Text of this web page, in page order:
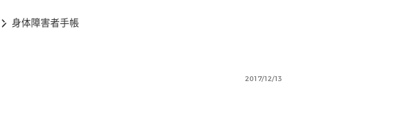
身体障害者手帳
2017/12/13